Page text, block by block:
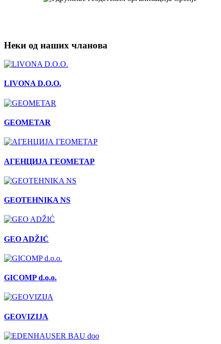
Неки од наших чланова
LIVONA D.O.O.
GEOMETAR
АГЕНЦИЈА ГЕОМЕТАР
GEOTEHNIKA NS
GEO ADŽIĆ
GICOMP d.o.o.
GEOVIZIJA